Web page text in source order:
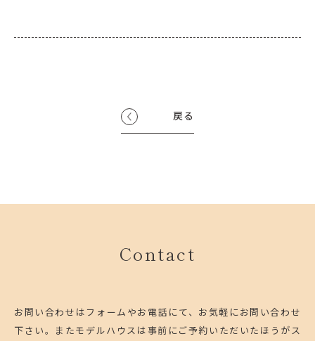
戻る
Contact
お問い合わせはフォームやお電話にて、お気軽にお問い合わせ
下さい。 またモデルハウスは事前にご予約いただいたほうがス